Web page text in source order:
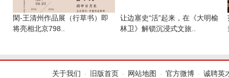
閑-王清州作品展（行草书）即
将亮相北京798..
让边塞史“活”起来，在《大明榆
林卫》解锁沉浸式文旅..
关于我们 - 旧版首页 - 网站地图 - 官方微博 - 诚聘英